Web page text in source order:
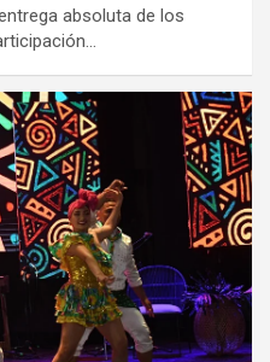
absoluta de los